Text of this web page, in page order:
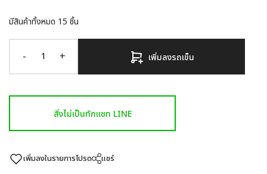
มีสินค้าทั้งหมด 15 ชิ้น
- + เพิ่มลงรถเข็น
สั่งไม่เป็นทักแชท LINE
เพิ่มลงในรายการโปรด แชร์